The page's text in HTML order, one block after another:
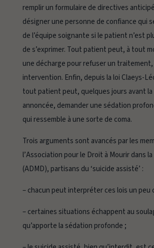
remplir un formulaire de directives
désigner une personne de confiance qui
de l’équipe soignante si le patient n’est
de s’exprimer. Tout patient peut, à tout
une décharge pour refuser un
intervention. Enfin, depuis la loi Claeys-
tout patient peut, quelques jours avant
annoncée, demander une sédation
qui ressemble à une sorte de coma.
Trois arguments sont avancés par les
l’Association pour le Droit à Mourir dans
(ADMD), partisans du ‘suicide assisté’ :
– chacun peut interpréter ces lois un peu
– certaines situations échappent au
qu’apporte la sédation profonde ;